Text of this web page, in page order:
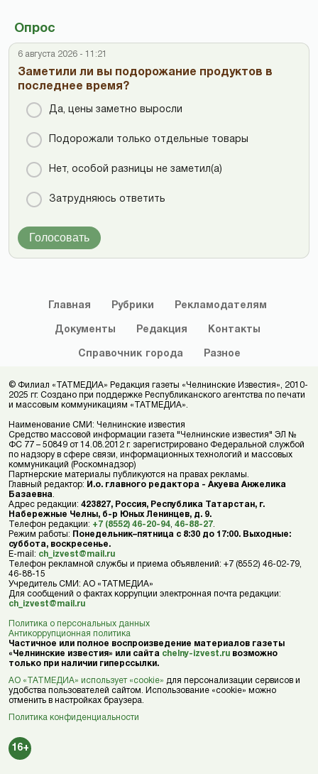
Опрос
6 августа 2026 - 11:21
Заметили ли вы подорожание продуктов в
последнее время?
Да, цены заметно выросли
Подорожали только отдельные товары
Нет, особой разницы не заметил(а)
Затрудняюсь ответить
Голосовать
Главная Рубрики Рекламодателям
Документы Редакция Контакты
Справочник города Разное
© Филиал «ТАТМЕДИА» Редакция газеты «Челнинские Известия», 2010-
2025 гг. Создано при поддержке Республиканского агентства по печати
и массовым коммуникациям «ТАТМЕДИА».
Наименование СМИ: Челнинские известия
Средство массовой информации газета "Челнинские известия" ЭЛ №
ФС 77 – 50849 от 14.08.2012 г. зарегистрировано Федеральной службой
по надзору в сфере связи, информационных технологий и массовых
коммуникаций (Роскомнадзор)
Партнерские материалы публикуются на правах рекламы.
Главный редактор: И.о. главного редактора - Акуева Анжелика
Базаевна
Адрес редакции: 423827, Россия, Республика Татарстан, г.
Набережные Челны, б-р Юных Ленинцев, д. 9.
Телефон редакции: +7 (8552) 46-20-94 46-88-27
Режим работы: Понедельник–пятница с 8:30 до 17:00. Выходные:
суббота, воскресенье.
E-mail: ch_izvest@mail.ru
Телефон рекламной службы и приема объявлений: +7 (8552) 46-02-79,
46-88-15
Учредитель СМИ: АО «ТАТМЕДИА»
Для сообщений о фактах коррупции электронная почта редакции:
ch_izvest@mail.ru
Политика о персональных данных
Антикоррупционная политика
Частичное или полное воспроизведение материалов газеты
«Челнинские известия» или сайта chelny-izvest.ru возможно
только при наличии гиперссылки.
АО «ТАТМЕДИА» использует «cookie» для персонализации сервисов и
удобства пользователей сайтом. Использование «cookie» можно
отменить в настройках браузера.
Политика конфиденциальности
16+